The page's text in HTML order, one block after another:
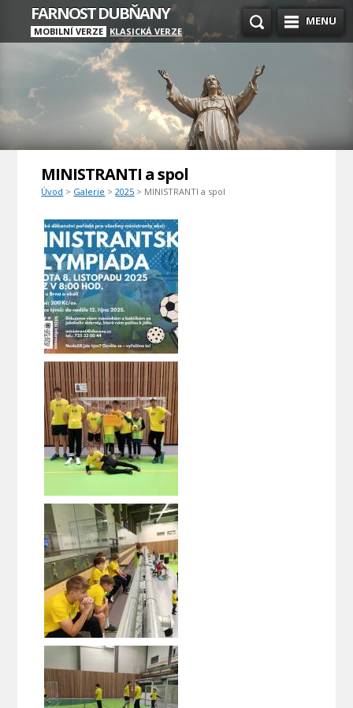
MENU
FARNOST DUBŇANY
MOBILNÍ VERZE KLASICKÁ VERZE
MINISTRANTI a spol
Úvod > Galerie >2025 > MINISTRANTI a spol